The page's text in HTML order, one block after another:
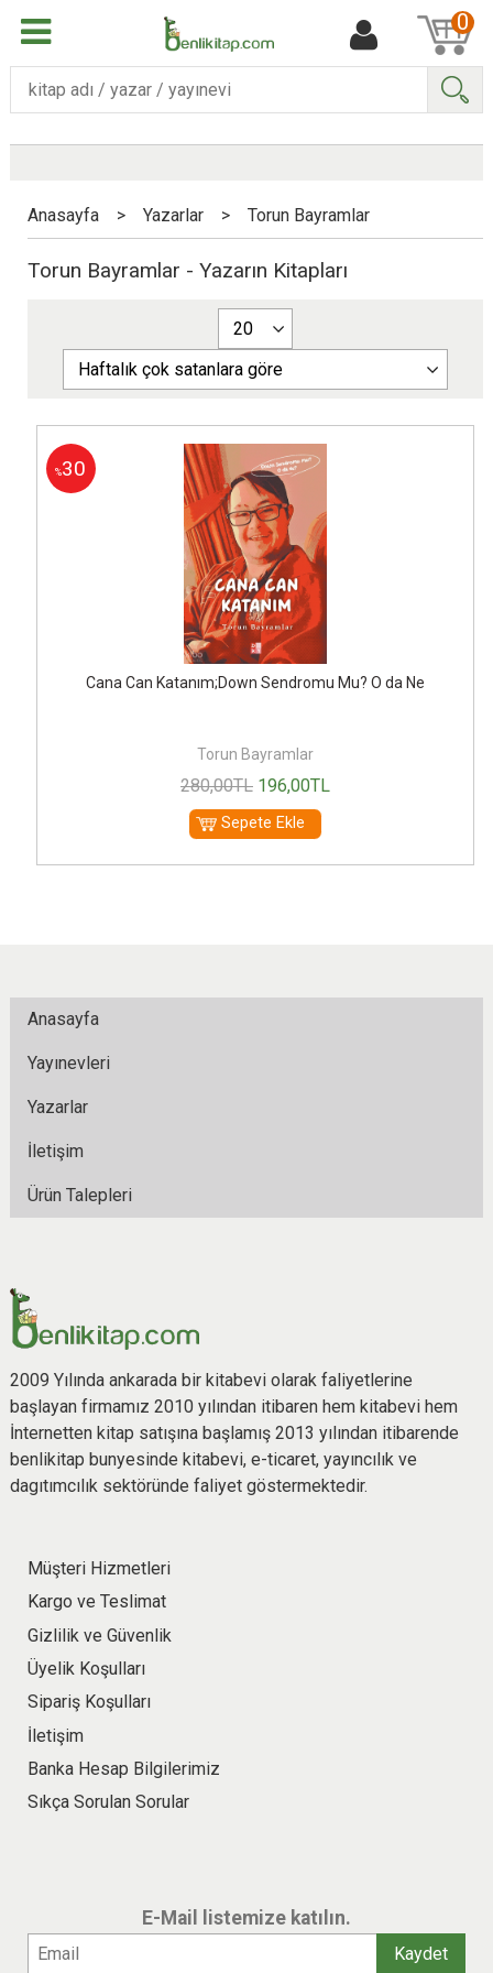
0
Anasayfa > Yazarlar > Torun Bayramlar
Torun Bayramlar - Yazarın Kitapları
%30
Cana Can Katanım;Down Sendromu Mu? O da Ne
Torun Bayramlar
280,00TL 196,00TL
Sepete Ekle
Anasayfa
Yayınevleri
Yazarlar
İletişim
Ürün Talepleri
2009 Yılında ankarada bir kitabevi olarak faliyetlerine
başlayan firmamız 2010 yılından itibaren hem kitabevi hem
İnternetten kitap satışına başlamış 2013 yılından itibarende
benlikitap bunyesinde kitabevi, e-ticaret, yayıncılık ve
dagıtımcılık sektöründe faliyet göstermektedir.
Müşteri Hizmetleri
Kargo ve Teslimat
Gizlilik ve Güvenlik
Üyelik Koşulları
Sipariş Koşulları
İletişim
Banka Hesap Bilgilerimiz
Sıkça Sorulan Sorular
E-Mail listemize katılın.